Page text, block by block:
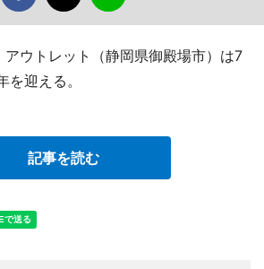
ウトレット（静岡県御殿場市）は7
迎える。
記事を読む